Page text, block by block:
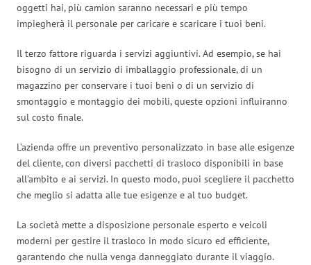
oggetti hai, più camion saranno necessari e più tempo
impiegherà il personale per caricare e scaricare i tuoi beni.
Il terzo fattore riguarda i servizi aggiuntivi. Ad esempio, se hai
bisogno di un servizio di imballaggio professionale, di un
magazzino per conservare i tuoi beni o di un servizio di
smontaggio e montaggio dei mobili, queste opzioni influiranno
sul costo finale.
L’azienda offre un preventivo personalizzato in base alle esigenze
del cliente, con diversi pacchetti di trasloco disponibili in base
all’ambito e ai servizi. In questo modo, puoi scegliere il pacchetto
che meglio si adatta alle tue esigenze e al tuo budget.
La società mette a disposizione personale esperto e veicoli
moderni per gestire il trasloco in modo sicuro ed efficiente,
garantendo che nulla venga danneggiato durante il viaggio.